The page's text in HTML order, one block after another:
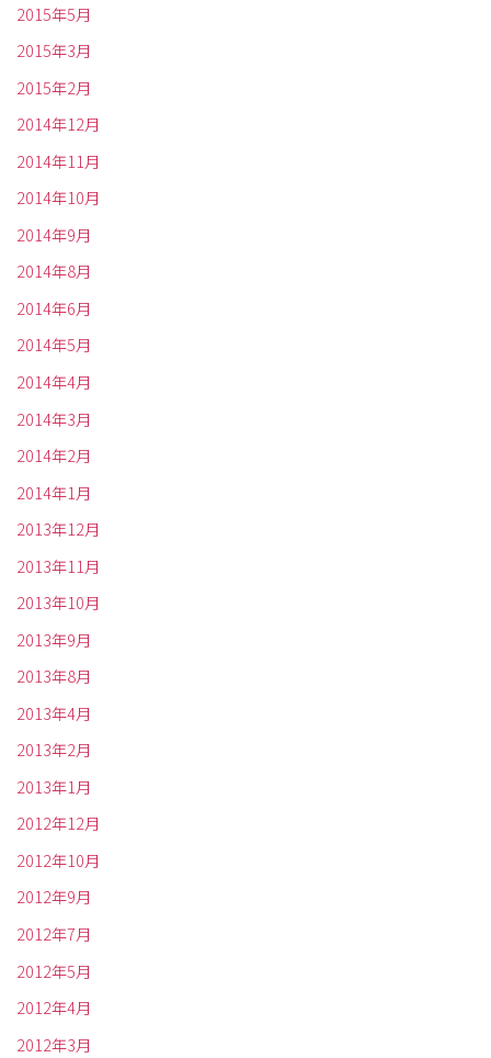
2015年5月
2015年3月
2015年2月
2014年12月
2014年11月
2014年10月
2014年9月
2014年8月
2014年6月
2014年5月
2014年4月
2014年3月
2014年2月
2014年1月
2013年12月
2013年11月
2013年10月
2013年9月
2013年8月
2013年4月
2013年2月
2013年1月
2012年12月
2012年10月
2012年9月
2012年7月
2012年5月
2012年4月
2012年3月